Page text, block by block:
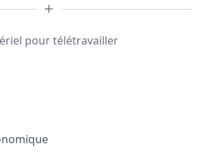
pour télétravailler